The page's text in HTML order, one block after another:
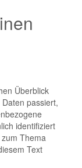
Überblick
passiert,
identifiziert
Thema
Text